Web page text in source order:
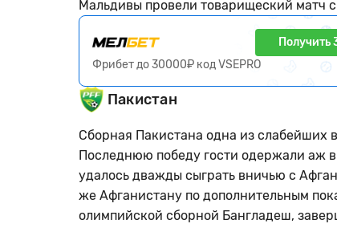
Мальдивы провели товарищеский матч
Получить
Фрибет до 30000₽ код VSEPRO
Пакистан
Сборная Пакистана одна из
Последнюю победу гости одержали аж
удалось дважды сыграть вничью с
же Афганистану по дополнительным
олимпийской сборной Бангладеш,